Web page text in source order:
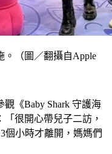
。（圖／翻攝自Apple
《Baby Shark 守護海
很開心帶兒子二訪，
個小時才離開，媽媽們